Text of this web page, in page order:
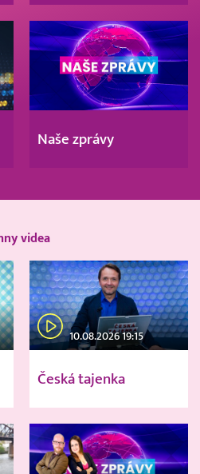
Naše zprávy
videa
10.08.2026 19:15
Česká tajenka